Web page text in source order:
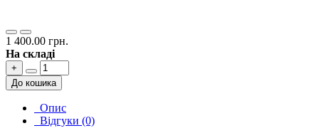
1 400.00 грн.
На складі
+
До кошика
Опис
Відгуки (0)